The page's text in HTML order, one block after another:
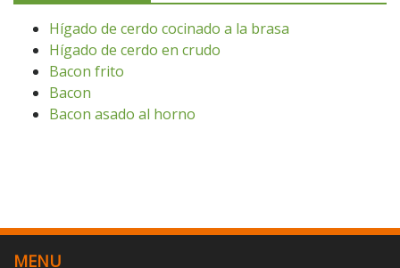
Hígado de cerdo cocinado a la brasa
Hígado de cerdo en crudo
Bacon frito
Bacon
Bacon asado al horno
MENU